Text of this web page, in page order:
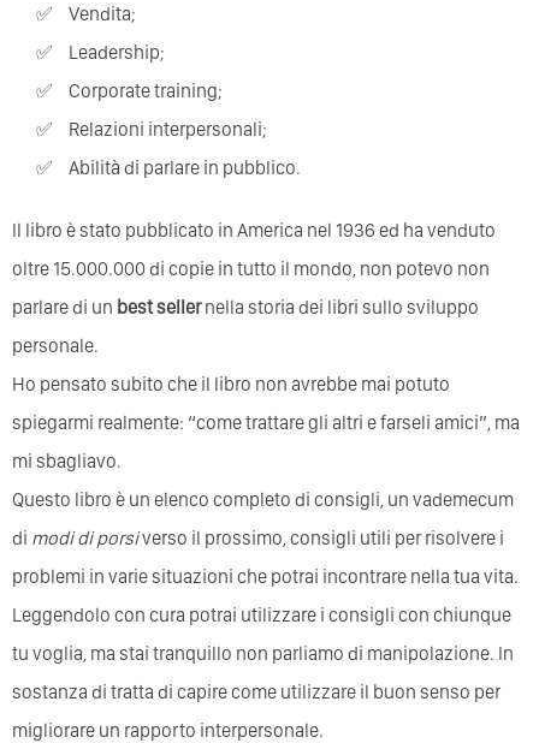
Vendita;
Leadership;
Corporate training;
Relazioni interpersonali;
Abilità di parlare in pubblico.
Il libro è stato pubblicato in America nel 1936 ed ha venduto
oltre 15.000.000 di copie in tutto il mondo, non potevo non
parlare di un best sellernella storia dei libri sullo sviluppo
personale.
Ho pensato subito che il libro non avrebbe mai potuto
spiegarmi realmente: “come trattare gli altri e farseli amici”, ma
mi sbagliavo.
Questo libro è un elenco completo di consigli, un vademecum
di modi di porsiverso il prossimo, consigli utili per risolvere i
problemi in varie situazioni che potrai incontrare nella tua vita.
Leggendolo con cura potrai utilizzare i consigli con chiunque
tu voglia, ma stai tranquillo non parliamo di manipolazione. In
sostanza di tratta di capire come utilizzare il buon senso per
migliorare un rapporto interpersonale.